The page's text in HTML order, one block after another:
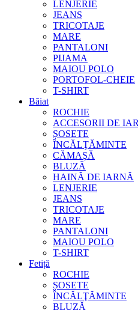
LENJERIE
JEANS
TRICOTAJE
MARE
PANTALONI
PIJAMA
MAIOU POLO
PORTOFOL-CHEIE
T-SHIRT
Băiat
ROCHIE
ACCESORII DE
ȘOSETE
ÎNCĂLŢĂMINTE
CĂMAŞĂ
BLUZĂ
HAINĂ DE IARNĂ
LENJERIE
JEANS
TRICOTAJE
MARE
PANTALONI
MAIOU POLO
T-SHIRT
Fetiță
ROCHIE
ȘOSETE
ÎNCĂLŢĂMINTE
BLUZĂ